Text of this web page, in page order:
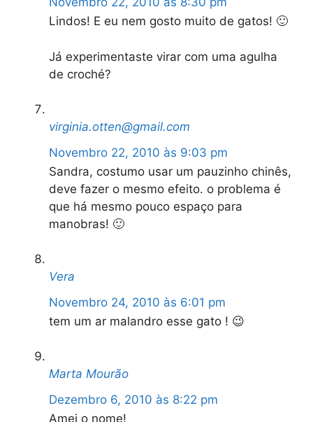
Lindos! E eu nem gosto muito de gatos! 🙂
Já experimentaste virar com uma agulha
de croché?
virginia.otten@gmail.com
Novembro 22, 2010 às 9:03 pm
Sandra, costumo usar um pauzinho chinês,
deve fazer o mesmo efeito. o problema é
que há mesmo pouco espaço para
manobras! 🙂
Vera
Novembro 24, 2010 às 6:01 pm
tem um ar malandro esse gato ! 😉
Marta Mourão
Dezembro 6, 2010 às 8:22 pm
Amei o nome!